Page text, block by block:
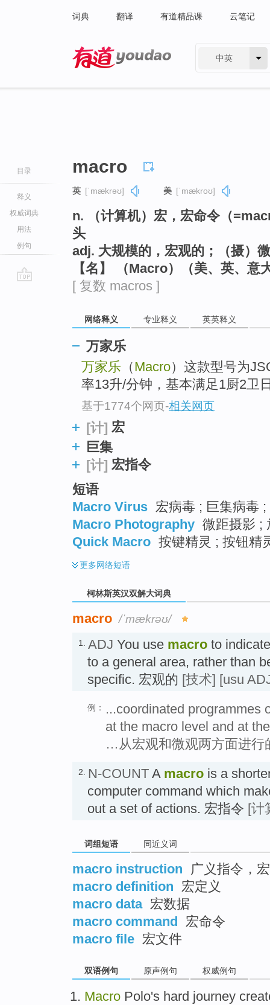
词典 翻译 有道精品课 云笔记
中英
目录
释义
权威词典
用法
例句
macro
英 [ˈmækrəʊ] 美 [ˈmækroʊ]
n. （计算机）宏，宏命令（
头
adj. 大规模的，宏观的；（摄）
【名】 （Macro）（美、英、意
[ 复数 macros ]
网络释义 专业释义 英英释义
万家乐
万家乐 （Macro）这款型号为
率13升/分钟，基本满足1厨2卫
基于1774个网页-相关网页
[计] 宏
巨集
[计] 宏指令
短语
Macro Virus 宏病毒 ; 巨集病毒
Macro Photography 微距摄影 ;
Quick Macro 按键精灵 ; 按钮精
更多网络短语
柯林斯英汉双解大词典
macro /ˈmækrəʊ/
1. ADJ You use macro to
to a general area, rather than
specific. 宏观的 [技术] [usu
例：
...coordinated programmes
at the macro level and at
…从宏观和微观两方面进行
2. N-COUNT A macro is a
computer command which
out a set of actions. 宏指令 [计
词组短语 同近义词
macro instruction
广义指令，
macro definition 宏定义
macro data 宏数据
macro command 宏命令
macro file 宏文件
双语例句 原声例句 权威例句
Macro Polo's hard journey